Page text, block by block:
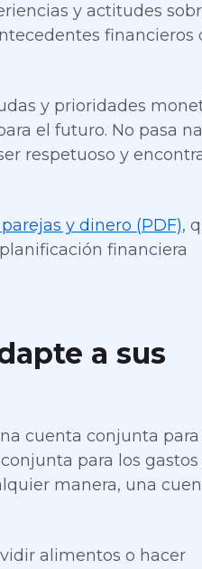
y actitudes
financieros
y prioridades
el futuro. No pasa
respetuoso y
y dinero (PDF),
financiera
a sus
cuenta conjunta para
para los gastos
manera, una
alimentos o hacer